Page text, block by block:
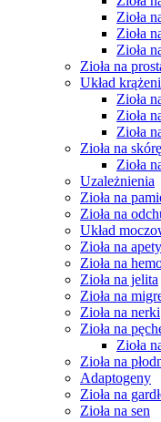
Zioła
Zioła
Zioła
Zioła na
Układ
Zioła
Zioła
Zioła
Zioła na
Zioła
Uzależnienia
Zioła na
Zioła na
Układ
Zioła na
Zioła na
Zioła na jelita
Zioła na
Zioła na nerki
Zioła na
Zioła
Zioła na
Adaptogeny
Zioła na
Zioła na sen